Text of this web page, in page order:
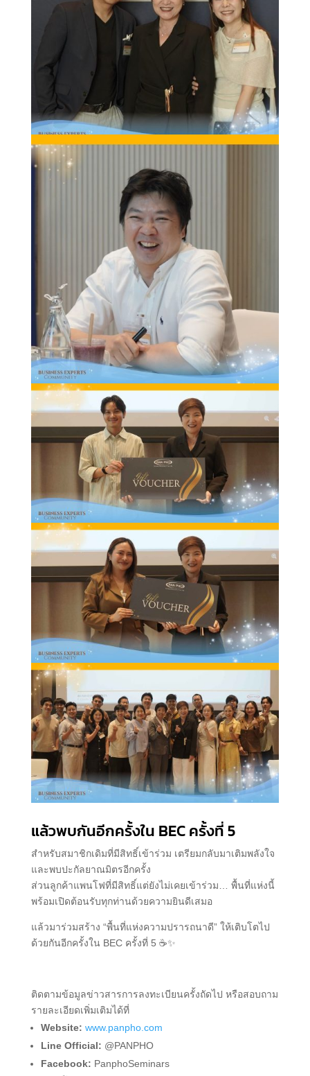
แล้วพบกันอีกครั้งใน BEC ครั้งที่ 5
สำหรับสมาชิกเดิมที่มีสิทธิ์เข้าร่วม เตรียมกลับมาเติมพลังใจ
และพบปะกัลยาณมิตรอีกครั้ง
ส่วนลูกค้าแพนโฟที่มีสิทธิ์แต่ยังไม่เคยเข้าร่วม… พื้นที่แห่งนี้
พร้อมเปิดต้อนรับทุกท่านด้วยความยินดีเสมอ
แล้วมาร่วมสร้าง “พื้นที่แห่งความปรารถนาดี” ให้เติบโตไป
ด้วยกันอีกครั้งใน BEC ครั้งที่ 5 ☕️✨
ติดตามข้อมูลข่าวสารการลงทะเบียนครั้งถัดไป หรือสอบถาม
รายละเอียดเพิ่มเติมได้ที่
Website: www.panpho.com
Line Official: @PANPHO
Facebook: PanphoSeminars